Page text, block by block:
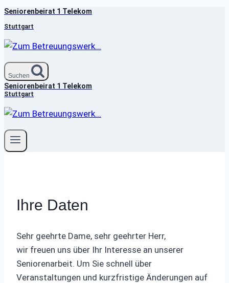
Zum
Inhalt
springen
Seniorenbeirat 1 Telekom
Stuttgart
Suchen
Seniorenbeirat 1 Telekom
Stuttgart
Ihre Daten
Sehr geehrte Dame, sehr geehrter Herr,
wir freuen uns über Ihr Interesse an unserer
Seniorenarbeit. Um Sie schnell über
Veranstaltungen und kurzfristige Änderungen auf